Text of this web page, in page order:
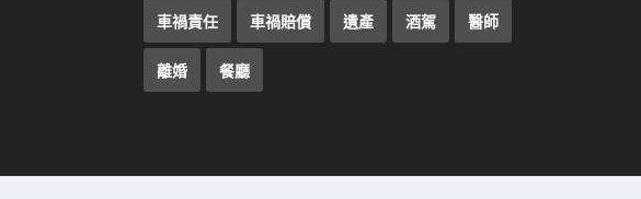
車禍責任 車禍賠償 遺產 酒駕 醫師
離婚 餐廳